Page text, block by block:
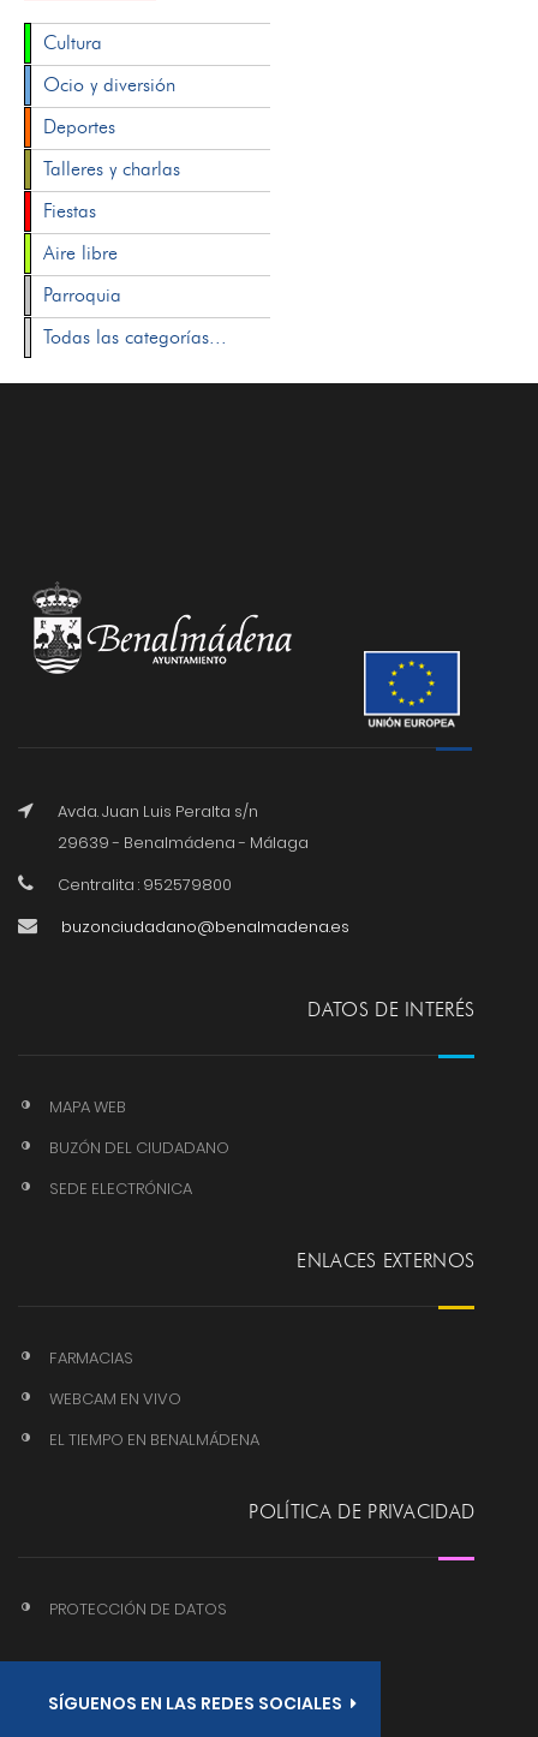
Cultura
Ocio y diversión
Deportes
Talleres y charlas
Fiestas
Aire libre
Parroquia
Todas las categorías...
Avda. Juan Luis Peralta s/n
29639 - Benalmádena - Málaga
Centralita : 952579800
buzonciudadano@benalmadena.es
DATOS DE INTERÉS
MAPA WEB
BUZÓN DEL CIUDADANO
SEDE ELECTRÓNICA
ENLACES EXTERNOS
FARMACIAS
WEBCAM EN VIVO
EL TIEMPO EN BENALMÁDENA
POLÍTICA DE PRIVACIDAD
PROTECCIÓN DE DATOS
SÍGUENOS EN LAS REDES SOCIALES